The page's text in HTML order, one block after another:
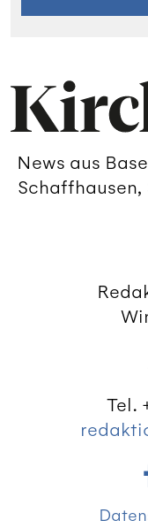
News aus
Schaffhausen,
Tel.